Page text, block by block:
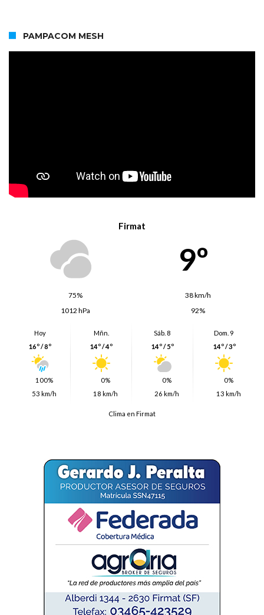
PAMPACOM MESH
Firmat
9º
75%
38 km/h
1012 hPa
92%
Hoy
16º / 8º
100%
53 km/h
Mñn.
14º / 4º
0%
18 km/h
Sáb. 8
14º / 5º
0%
26 km/h
Dom. 9
14º / 3º
0%
13 km/h
Clima en Firmat